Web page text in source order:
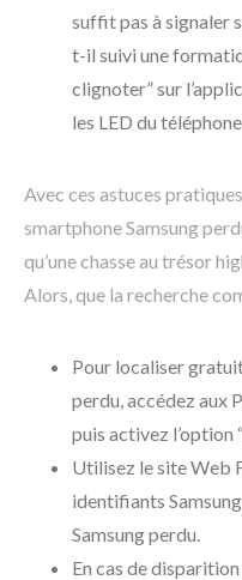
suffit pas à signaler
t-il suivi une
clignoter” sur
les LED du
Avec ces astuces
smartphone Samsung
qu’une chasse au trésor
Alors, que la recherche
Pour localiser
perdu, accédez aux
puis activez l’option
Utilisez le site Web
identifiants
Samsung perdu.
En cas de